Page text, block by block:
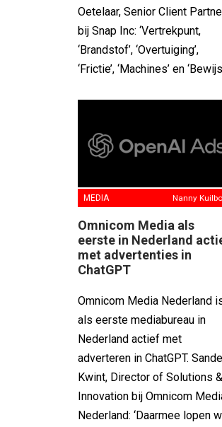
Oetelaar, Senior Client
bij Snap Inc: ‘Vertrekpunt,
‘Brandstof’, ‘Overtuiging’,
‘Frictie’, ‘Machines’ en
MEDIA Nanny
Omnicom Media als
eerste in Nederland
met advertenties in
ChatGPT
Omnicom Media Nederland
als eerste mediabureau in
Nederland actief met
adverteren in ChatGPT.
Kwint, Director of Solutions &
Innovation bij Omnicom
Nederland: ‘Daarmee lopen